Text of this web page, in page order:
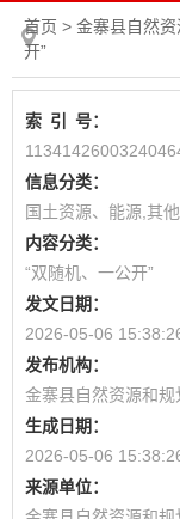
首页 > 金寨县自然
开”
索 引
号：
信息分类：
国土资源、能源,其
内容分类：
“双随机、一公开”
发文日期：
2026-05-06
发布机构：
金寨县自然资源和规
生成日期：
2026-05-06
来源单位：